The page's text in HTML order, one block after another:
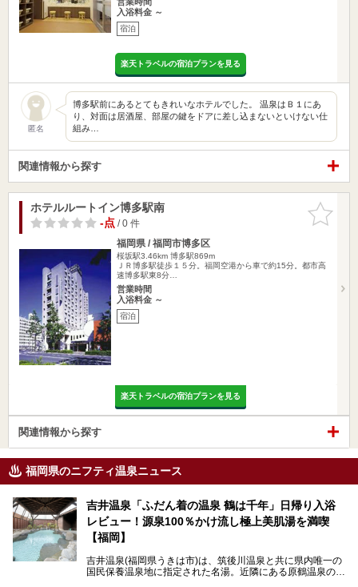
入浴料金 ～
宿泊
楽天トラベルの宿泊プランを見る
匿名
博多駅前にあるとてもきれいなホテルでした。 温泉はＢ１にあ
り、対面は居酒屋、部屋の鍵をドアに差し込まないといけない仕
組み…
関連情報から探す
お気に入
りに追加
ホテルルートイン博多駅南
-点/ 0 件
福岡県 / 福岡市博多区
桜坂駅3.46km 博多駅869m
ＪＲ博多駅徒歩１５分。福岡空港から車で約15分。都市高
速博多駅東8分…
営業時間
入浴料金 ～
宿泊
楽天トラベルの宿泊プランを見る
関連情報から探す
福岡県のニフティ温泉ニュース
吉井温泉「ふだん着の温泉 鶴は千年」日帰り入浴
レビュー！源泉100％かけ流し極上美肌湯を満喫
【福岡】
吉井温泉(福岡県うきは市)は、筑後川温泉と共に県内唯一の
国民保養温泉地に指定された名湯。近隣にある原鶴温泉の観